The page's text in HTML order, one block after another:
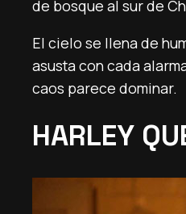
de bosque al sur de
El cielo se llena de
asusta con cada
caos parece dominar.
HARLEY